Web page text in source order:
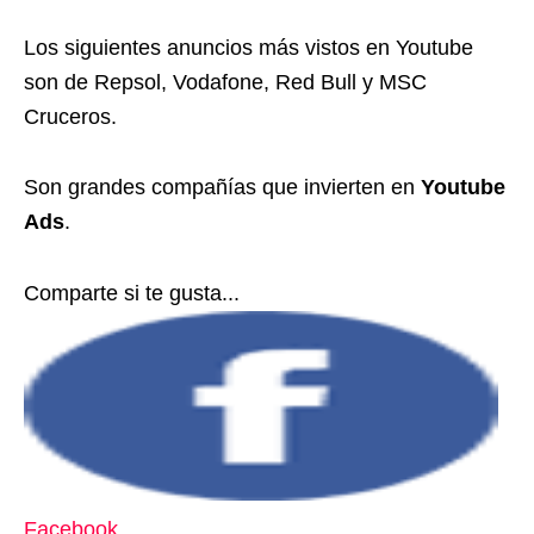
Los siguientes anuncios más vistos en Youtube
son de Repsol, Vodafone, Red Bull y MSC
Cruceros.
Son grandes compañías que invierten en Youtube
Ads.
Comparte si te gusta...
Facebook